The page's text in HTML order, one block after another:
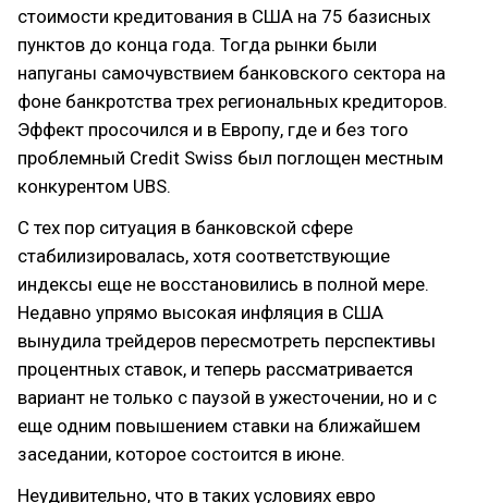
стоимости кредитования в США на 75 базисных
пунктов до конца года. Тогда рынки были
напуганы самочувствием банковского сектора на
фоне банкротства трех региональных кредиторов.
Эффект просочился и в Европу, где и без того
проблемный Credit Swiss был поглощен местным
конкурентом UBS.
С тех пор ситуация в банковской сфере
стабилизировалась, хотя соответствующие
индексы еще не восстановились в полной мере.
Недавно упрямо высокая инфляция в США
вынудила трейдеров пересмотреть перспективы
процентных ставок, и теперь рассматривается
вариант не только с паузой в ужесточении, но и с
еще одним повышением ставки на ближайшем
заседании, которое состоится в июне.
Неудивительно, что в таких условиях евро